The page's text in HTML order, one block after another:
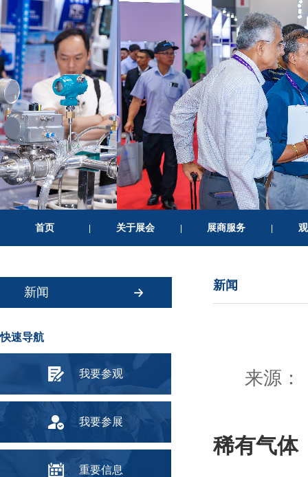
首页 | 关于展会 | 展商服务 |
新闻
快速导航
我要参观
我要参展
重要信息
新闻
来源
稀有气体